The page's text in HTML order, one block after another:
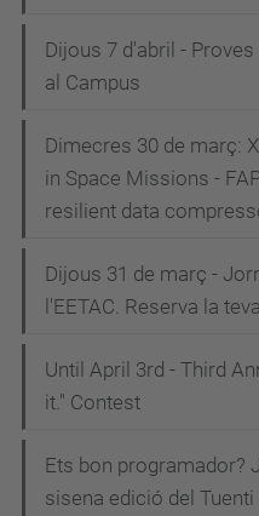
Dijous 7 d'abril -
al Campus
Dimecres 30 de març:
in Space Missions -
resilient data
Dijous 31 de març -
l'EETAC. Reserva la
Until April 3rd - Third
it." Contest
Ets bon programador?
sisena edició del Tuenti